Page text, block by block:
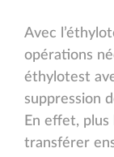
Avec
opérations
éthylotest
suppression
En effet,
transférer